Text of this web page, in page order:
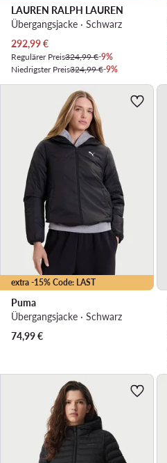
LAUREN RALPH LAUREN
Übergangsjacke · Schwarz
Aktueller Preis
292,99€
Regulärer Preis324,99 €-9%
Niedrigster Preis324,99 €-9%
extra -15% Code: LAST
Puma
Übergangsjacke · Schwarz
74,99€